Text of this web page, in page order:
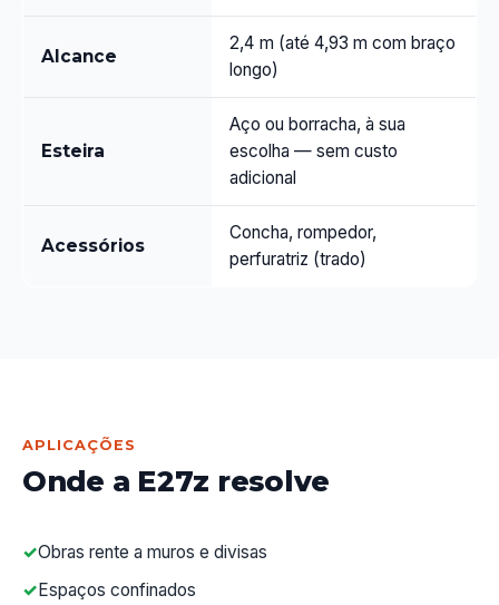
Alcance
2,4 m (até 4,93 m com braço
longo)
Esteira
Aço ou borracha, à sua
escolha — sem custo
adicional
Acessórios
Concha, rompedor,
perfuratriz (trado)
APLICAÇÕES
Onde a E27z resolve
Obras rente a muros e divisas
Espaços confinados